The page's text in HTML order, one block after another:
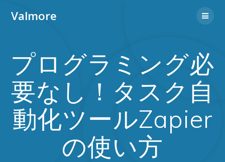
Valmore
プログラミング必
要なし！タスク自
動化ツールZapier
の使い方